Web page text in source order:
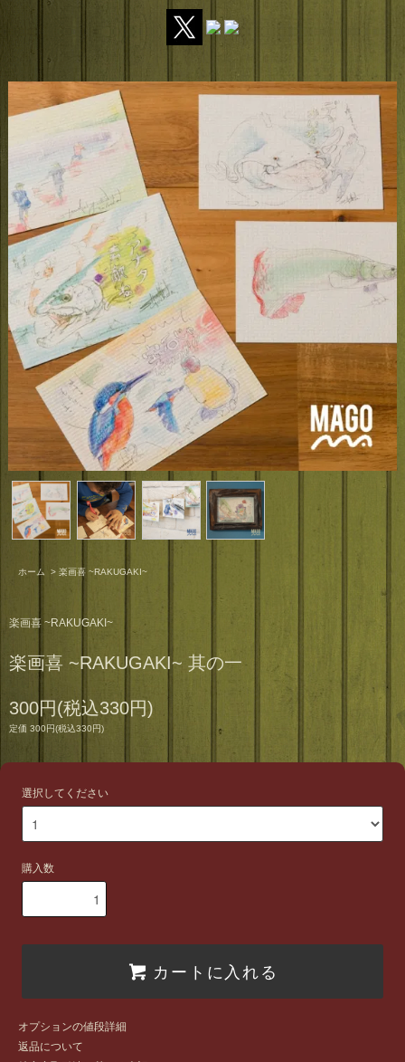
ホーム > 楽画喜 ~RAKUGAKI~
楽画喜 ~RAKUGAKI~
楽画喜 ~RAKUGAKI~ 其の一
300円(税込330円)
定価 300円(税込330円)
選択してください
購入数
カートに入れる
オプションの値段詳細
返品について